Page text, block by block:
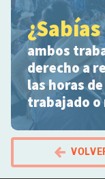
ambos
derecho a
las horas
trabajado o